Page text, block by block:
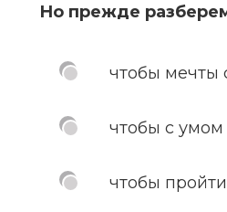
Но прежде
чтобы мечты
чтобы с умом
чтобы